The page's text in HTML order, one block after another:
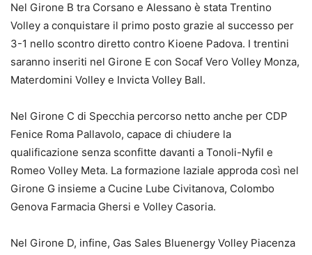
Nel Girone B tra Corsano e Alessano è stata Trentino
Volley a conquistare il primo posto grazie al successo per
3-1 nello scontro diretto contro Kioene Padova. I trentini
saranno inseriti nel Girone E con Socaf Vero Volley Monza,
Materdomini Volley e Invicta Volley Ball.
Nel Girone C di Specchia percorso netto anche per CDP
Fenice Roma Pallavolo, capace di chiudere la
qualificazione senza sconfitte davanti a Tonoli-Nyfil e
Romeo Volley Meta. La formazione laziale approda così nel
Girone G insieme a Cucine Lube Civitanova, Colombo
Genova Farmacia Ghersi e Volley Casoria.
Nel Girone D, infine, Gas Sales Bluenergy Volley Piacenza